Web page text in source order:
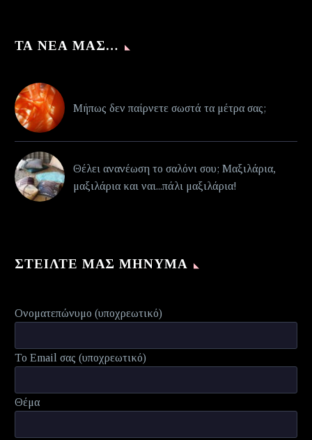
ΤΑ ΝΈΑ ΜΑΣ…
Μήπως δεν παίρνετε σωστά τα μέτρα σας;
Θέλει ανανέωση το σαλόνι σου; Μαξιλάρια,
μαξιλάρια και ναι...πάλι μαξιλάρια!
ΣΤΕΊΛΤΕ ΜΑΣ ΜΉΝΥΜΑ
Ονοματεπώνυμο (υποχρεωτικό)
Το Email σας (υποχρεωτικό)
Θέμα